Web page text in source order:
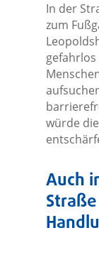
In der
zum
würde
Auch